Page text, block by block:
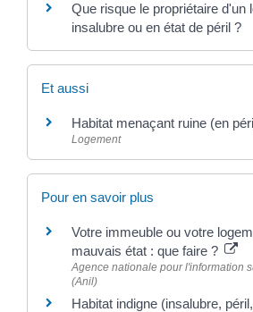
Que risque le propriétaire d'un
insalubre ou en état de péril ?
Et aussi
Habitat menaçant ruine (en
Logement
Pour en savoir plus
Votre immeuble ou votre
mauvais état : que faire ?
Agence nationale pour l'information
(Anil)
Habitat indigne (insalubre,